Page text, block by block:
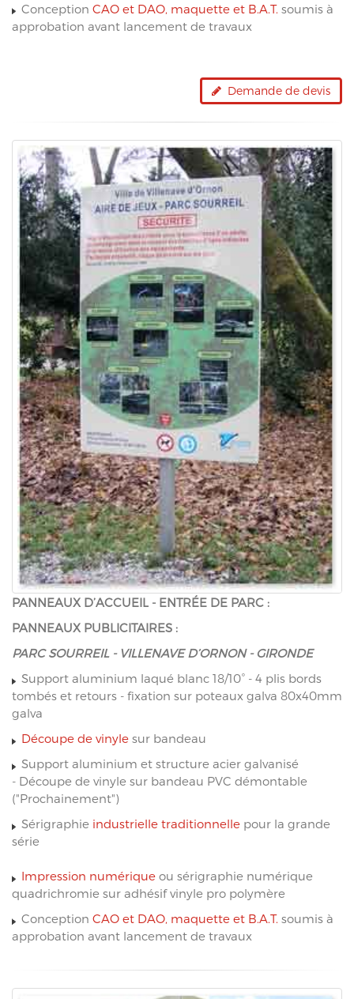
Conception CAO et DAO, maquette et B.A.T. soumis à
approbation avant lancement de travaux
Demande de devis
PANNEAUX D’ACCUEIL - ENTRÉE DE PARC :
PANNEAUX PUBLICITAIRES :
PARC SOURREIL - VILLENAVE D’ORNON - GIRONDE
Support aluminium laqué blanc 18/10° - 4 plis bords
tombés et retours - fixation sur poteaux galva 80x40mm
galva
Découpe de vinyle sur bandeau
Support aluminium et structure acier galvanisé
- Découpe de vinyle sur bandeau PVC démontable
("Prochainement")
Sérigraphie industrielle traditionnelle pour la grande
série
Impression numérique ou sérigraphie numérique
quadrichromie sur adhésif vinyle pro polymère
Conception CAO et DAO, maquette et B.A.T. soumis à
approbation avant lancement de travaux